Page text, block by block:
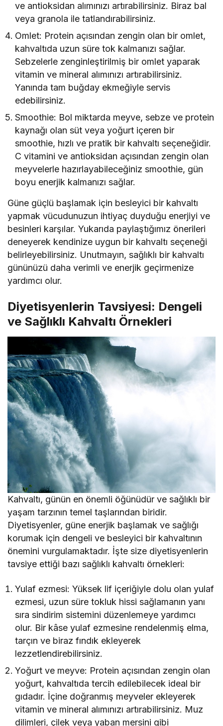
ve antioksidan alımınızı artırabilirsiniz. Biraz bal
veya granola ile tatlandırabilirsiniz.
Omlet: Protein açısından zengin olan bir omlet,
kahvaltıda uzun süre tok kalmanızı sağlar.
Sebzelerle zenginleştirilmiş bir omlet yaparak
vitamin ve mineral alımınızı artırabilirsiniz.
Yanında tam buğday ekmeğiyle servis
edebilirsiniz.
Smoothie: Bol miktarda meyve, sebze ve protein
kaynağı olan süt veya yoğurt içeren bir
smoothie, hızlı ve pratik bir kahvaltı seçeneğidir.
C vitamini ve antioksidan açısından zengin olan
meyvelerle hazırlayabileceğiniz smoothie, gün
boyu enerjik kalmanızı sağlar.
Güne güçlü başlamak için besleyici bir kahvaltı
yapmak vücudunuzun ihtiyaç duyduğu enerjiyi ve
besinleri karşılar. Yukarıda paylaştığımız önerileri
deneyerek kendinize uygun bir kahvaltı seçeneği
belirleyebilirsiniz. Unutmayın, sağlıklı bir kahvaltı
gününüzü daha verimli ve enerjik geçirmenize
yardımcı olur.
Diyetisyenlerin Tavsiyesi: Dengeli
ve Sağlıklı Kahvaltı Örnekleri
Kahvaltı, günün en önemli öğünüdür ve sağlıklı bir
yaşam tarzının temel taşlarından biridir.
Diyetisyenler, güne enerjik başlamak ve sağlığı
korumak için dengeli ve besleyici bir kahvaltının
önemini vurgulamaktadır. İşte size diyetisyenlerin
tavsiye ettiği bazı sağlıklı kahvaltı örnekleri:
Yulaf ezmesi: Yüksek lif içeriğiyle dolu olan yulaf
ezmesi, uzun süre tokluk hissi sağlamanın yanı
sıra sindirim sistemini düzenlemeye yardımcı
olur. Bir kâse yulaf ezmesine rendelenmiş elma,
tarçın ve biraz fındık ekleyerek
lezzetlendirebilirsiniz.
Yoğurt ve meyve: Protein açısından zengin olan
yoğurt, kahvaltıda tercih edilebilecek ideal bir
gıdadır. İçine doğranmış meyveler ekleyerek
vitamin ve mineral alımınızı artırabilirsiniz. Muz
dilimleri, çilek veya yaban mersini gibi